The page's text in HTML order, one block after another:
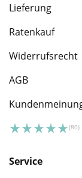
Lieferung
Ratenkauf
Widerrufsrecht
AGB
Service